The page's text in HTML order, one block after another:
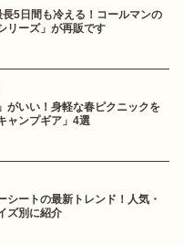
5日間も冷える！コールマンの
リーズ」が再販です
がいい！身軽な春ピクニックを
ャンプギア」4選
シートの最新トレンド！人気・
ズ別に紹介